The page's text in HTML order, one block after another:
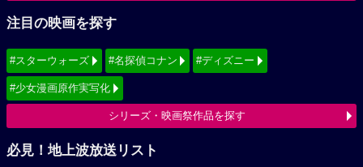
注目の映画を探す
#スターウォーズ #名探偵コナン #ディズニー
#少女漫画原作実写化
シリーズ・映画祭作品を探す
必見！地上波放送リスト